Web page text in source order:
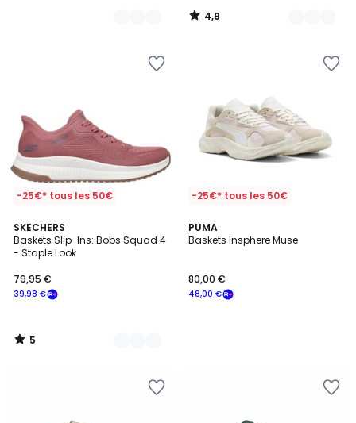
4,9
/
-25€* tous les 50€
SKECHERS
Baskets Slip-Ins: Bobs Squad 4
- Staple Look
39,98 €
79,95 €
5
/
5
3
Couleurs
5
/
-25€* tous les 50€
PUMA
Baskets Insphere Muse
48,00 €
80,00 €